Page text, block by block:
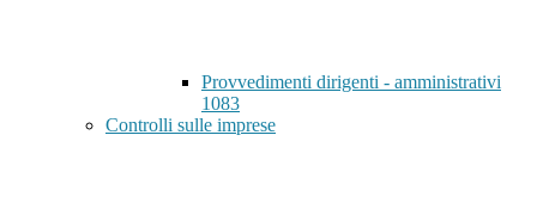
Provvedimenti dirigenti - amministrativi
1083
Controlli sulle imprese